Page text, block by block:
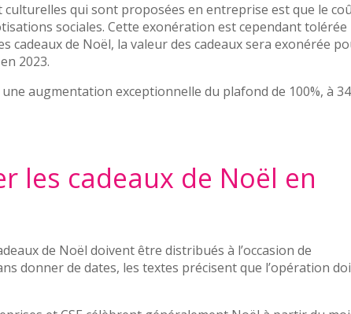
qui sont proposées en entreprise est que le
sociales. Cette exonération est cependant tolérée
cadeaux de Noël, la valeur des cadeaux sera exonérée
en 2023.
augmentation exceptionnelle du plafond de 100%, à
les cadeaux de Noël en
de Noël doivent être distribués à l’occasion de
donner de dates, les textes précisent que l’opération